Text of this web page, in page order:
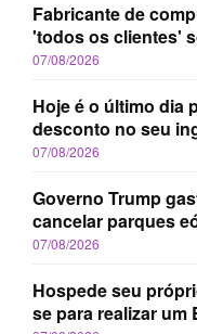
Fabricante de
'todos os clientes'
07/08/2026
Hoje é o último dia
desconto no seu
07/08/2026
Governo Trump
cancelar parques
07/08/2026
Hospede seu
se para realizar um